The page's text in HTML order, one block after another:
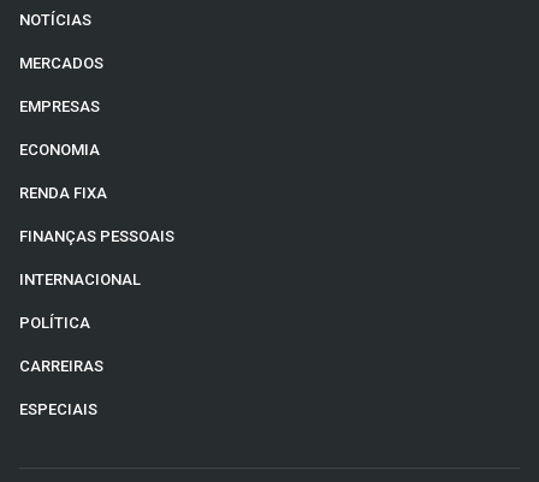
NOTÍCIAS
MERCADOS
EMPRESAS
ECONOMIA
RENDA FIXA
FINANÇAS PESSOAIS
INTERNACIONAL
POLÍTICA
CARREIRAS
ESPECIAIS